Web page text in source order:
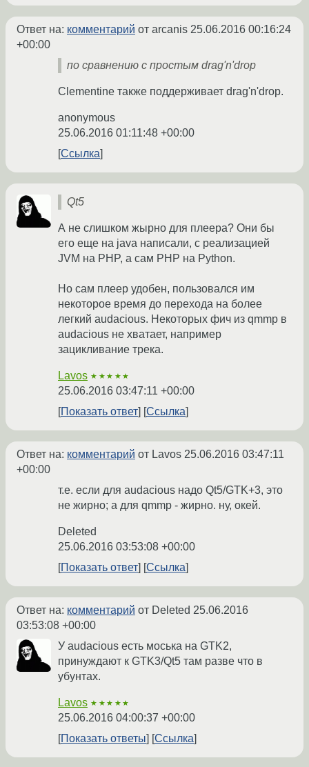
Ответ на: комментарий от arcanis 25.06.2016 00:16:24
+00:00
по сравнению с простым drag'n'drop
Clementine также поддерживает drag'n'drop.
anonymous
25.06.2016 01:11:48 +00:00
Ссылка
Qt5
А не слишком жырно для плеера? Они бы
его еще на java написали, с реализацией
JVM на PHP, а сам PHP на Python.
Но сам плеер удобен, пользовался им
некоторое время до перехода на более
легкий audacious. Некоторых фич из qmmp в
audacious не хватает, например
зацикливание трека.
Lavos ★★★★★
25.06.2016 03:47:11 +00:00
Показать ответ
Ссылка
Ответ на: комментарий от Lavos 25.06.2016 03:47:11
+00:00
т.е. если для audacious надо Qt5/GTK+3, это
не жирно; а для qmmp - жирно. ну, окей.
Deleted
25.06.2016 03:53:08 +00:00
Показать ответ
Ссылка
Ответ на: комментарий от Deleted 25.06.2016
03:53:08 +00:00
У audacious есть моська на GTK2,
принуждают к GTK3/Qt5 там разве что в
убунтах.
Lavos ★★★★★
25.06.2016 04:00:37 +00:00
Показать ответы
Ссылка